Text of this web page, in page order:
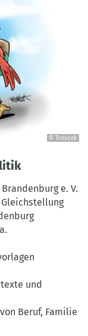
© Tomicek
e. V.
und
Beruf, Familie